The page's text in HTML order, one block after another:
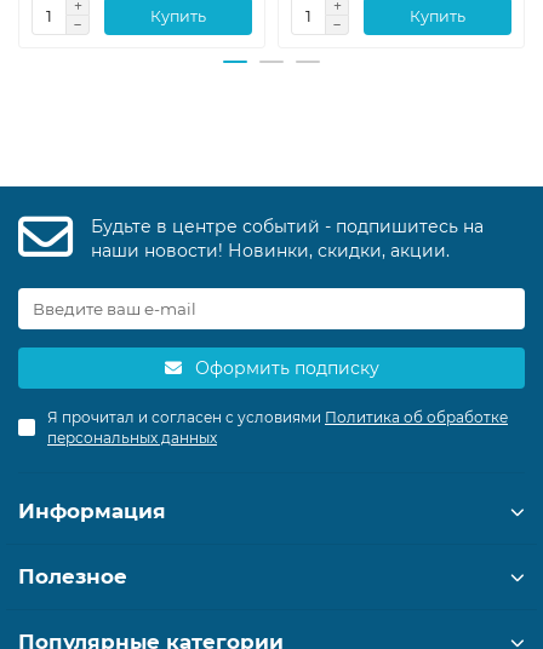
Купить Купить
Будьте в центре событий - подпишитесь на
наши новости! Новинки, скидки, акции.
Оформить подписку
Я прочитал и согласен с условиями Политика об обработке
персональных данных
Информация
Полезное
Популярные категории